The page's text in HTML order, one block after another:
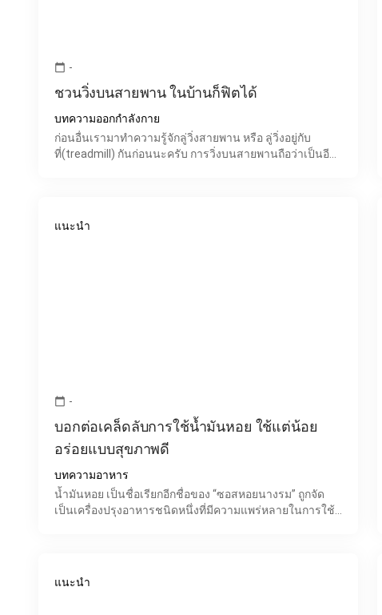
calendar_today -
ชวนวิ่งบนสายพาน ในบ้านก็ฟิตได้
บทความออกกำลังกาย
ก่อนอื่นเรามาทำความรู้จักลู่วิ่งสายพาน หรือ ลู่วิ่งอยู่กับ
ที่(treadmill) กันก่อนนะครับ การวิ่งบนสายพานถือว่าเป็นอีก
แนะนำ
calendar_today -
บอกต่อเคล็ดลับการใช้น้ำมันหอย ใช้แต่น้อย
อร่อยแบบสุขภาพดี
บทความอาหาร
น้ำมันหอย เป็นชื่อเรียกอีกชื่อของ “ซอสหอยนางรม” ถูกจัด
เป็นเครื่องปรุงอาหารชนิดหนึ่งที่มีความแพร่หลายในการใช้
แนะนำ